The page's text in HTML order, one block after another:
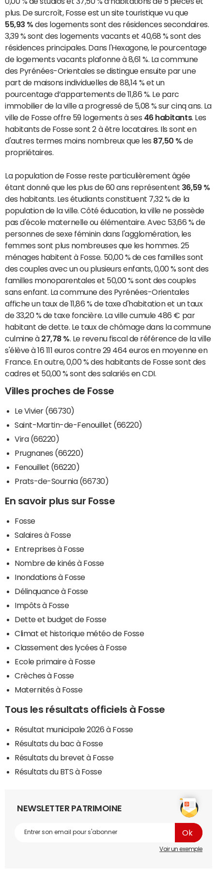
plus. De surcroît, Fosse est un site touristique vu que
55,93 % des logements sont des résidences secondaires.
3,39 % sont des logements vacants et 40,68 % sont des
résidences principales. Dans l'Hexagone, le pourcentage
de logements vacants plafonne à 8,61 %. La commune
des Pyrénées-Orientales se distingue ensuite par une
part de maisons individuelles de 88,14 % et un
pourcentage d’appartements de 11,86 %. Le parc
immobilier de la ville a progressé de 5,08 % sur cinq ans. La
ville de Fosse offre 59 logements à ses 46 habitants. Les
habitants de Fosse sont 2 à être locataires. Ils sont en
d'autres termes moins nombreux que les 87,50 % de
propriétaires.
La population de Fosse reste particulièrement âgée
étant donné que les plus de 60 ans représentent 36,59 %
des habitants. Les étudiants constituent 7,32 % de la
population de la ville. Côté éducation, la ville ne possède
pas d'école maternelle ou élémentaire. Avec 53,66 % de
personnes de sexe féminin dans l'agglomération, les
femmes sont plus nombreuses que les hommes. 25
ménages habitent à Fosse. 50,00 % de ces familles sont
des couples avec un ou plusieurs enfants, 0,00 % sont des
familles monoparentales et 50,00 % sont des couples
sans enfant. La commune des Pyrénées-Orientales
affiche un taux de 11,86 % de taxe d'habitation et un taux
de 33,20 % de taxe foncière. La ville cumule 486 € par
habitant de dette. Le taux de chômage dans la commune
culmine à 27,78 % . Le revenu fiscal de référence de la ville
s'élève à 16 111 euros contre 29 464 euros en moyenne en
France. En outre, 0,00 % des habitants de Fosse sont des
cadres et 50,00 % sont des salariés en CDI.
Villes proches de Fosse
Le Vivier (66730)
Saint-Martin-de-Fenouillet (66220)
Vira (66220)
Prugnanes (66220)
Fenouillet (66220)
Prats-de-Sournia (66730)
En savoir plus sur Fosse
Fosse
Salaires à Fosse
Entreprises à Fosse
Nombre de kinés à Fosse
Inondations à Fosse
Délinquance à Fosse
Impôts à Fosse
Dette et budget de Fosse
Climat et historique météo de Fosse
Classement des lycées à Fosse
Ecole primaire à Fosse
Crèches à Fosse
Maternités à Fosse
Tous les résultats officiels à Fosse
Résultat municipale 2026 à Fosse
Résultats du bac à Fosse
Résultats du brevet à Fosse
Résultats du BTS à Fosse
NEWSLETTER PATRIMOINE
Voir un exemple